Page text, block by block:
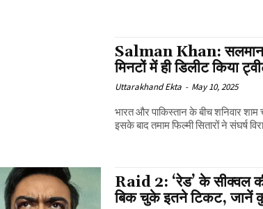
Salman Khan: सलमान ने
मिनटों में ही डिलीट किया
Uttarakhand Ekta - May 10, 2025
भारत और पाकिस्तान के बीच शनिवार शाम
इसके बाद तमाम फिल्मी सितारों ने संघर्ष
Raid 2: ‘रेड’ के सीक्वल
बिक चुके इतने टिकट, जानें